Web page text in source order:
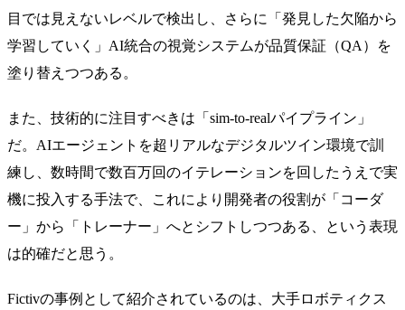
目では見えないレベルで検出し、さらに「発見した欠陥から
学習していく」AI統合の視覚システムが品質保証（QA）を
塗り替えつつある。
また、技術的に注目すべきは「sim-to-realパイプライン」
だ。AIエージェントを超リアルなデジタルツイン環境で訓
練し、数時間で数百万回のイテレーションを回したうえで実
機に投入する手法で、これにより開発者の役割が「コーダ
ー」から「トレーナー」へとシフトしつつある、という表現
は的確だと思う。
Fictivの事例として紹介されているのは、大手ロボティクス